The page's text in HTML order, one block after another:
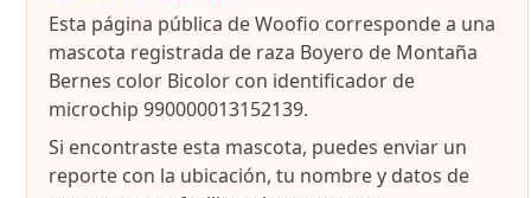
Esta página pública de Woofio corresponde a una
mascota registrada de raza Boyero de Montaña
Bernes color Bicolor con identificador de
microchip 990000013152139.
Si encontraste esta mascota, puedes enviar un
reporte con la ubicación, tu nombre y datos de